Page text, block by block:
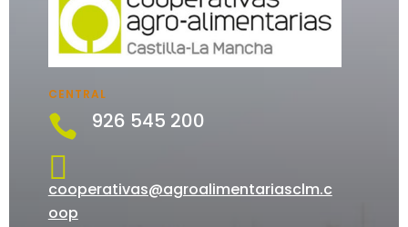
CENTRAL
 926 545 200

cooperativas@agroalimentariasclm.c
oop